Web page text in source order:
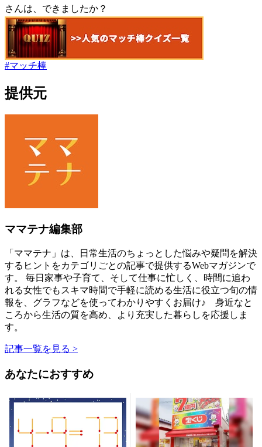
さんは、できましたか？
#マッチ棒
提供元
ママテナ編集部
「ママテナ」は、日常生活のちょっとした悩みや疑問を解決
するヒントをカテゴリごとの記事で提供するWebマガジンで
す。 毎日家事や子育て、そして仕事に忙しく、時間に追わ
れる女性でもスキマ時間で手軽に読める生活に役立つ旬の情
報を、グラフなどを使ってわかりやすくお届け♪ 身近なと
ころから生活の質を高め、より充実した暮らしを応援しま
す。
記事一覧を見る >
あなたにおすすめ